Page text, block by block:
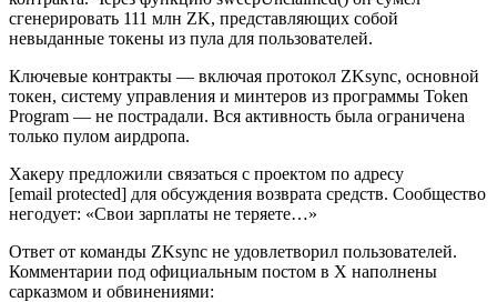
сгенерировать 111 млн ZK, представляющих собой
невыданные токены из пула для пользователей.
Ключевые контракты — включая протокол ZKsync, основной
токен, систему управления и минтеров из программы Token
Program — не пострадали. Вся активность была ограничена
только пулом аирдропа.
Хакеру предложили связаться с проектом по адресу
[email protected] для обсуждения возврата средств. Сообщество
негодует: «Свои зарплаты не теряете…»
Ответ от команды ZKsync не удовлетворил пользователей.
Комментарии под официальным постом в X наполнены
сарказмом и обвинениями: